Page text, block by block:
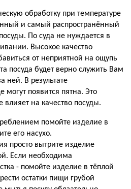
обработку при температуре
и самый распространённый
По суда не нуждается в
Высокое качество
от неприятной на ощупь
посуда будет верно служить Вам
ней. В результате
могут появится пятна. Это
на качество посуды.
помойте изделие в
его насухо.
просто вытрите изделие
Если необходима
- помойте изделие в тёплой
остатки пищи грубой